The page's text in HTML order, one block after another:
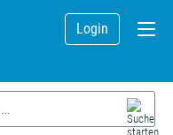
Login